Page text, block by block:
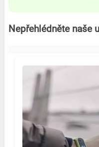
Nepřehlédněte naše